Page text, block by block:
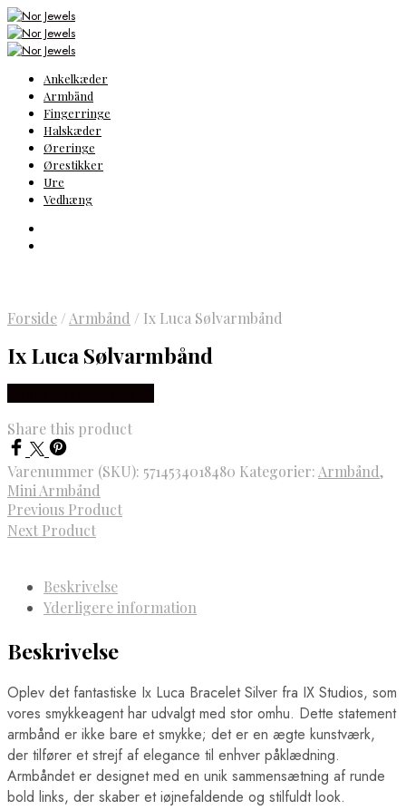
Ankelkæder
Armbånd
Fingerringe
Halskæder
Øreringe
Ørestikker
Ure
Vedhæng
Forside / Armbånd / Ix Luca Sølvarmbånd
Ix Luca Sølvarmbånd
Share this product
Varenummer (SKU): 5714534018480 Kategorier:Armbånd,
Mini Armbånd
Previous Product
Next Product
Beskrivelse
Yderligere information
Beskrivelse
Oplev det fantastiske Ix Luca Bracelet Silver fra IX Studios, som
vores smykkeagent har udvalgt med stor omhu. Dette statement
armbånd er ikke bare et smykke; det er en ægte kunstværk,
der tilfører et strejf af elegance til enhver påklædning.
Armbåndet er designet med en unik sammensætning af runde
bold links, der skaber et iøjnefaldende og stilfuldt look.